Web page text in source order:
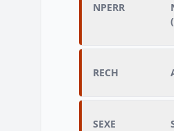
NPERR
RECH
SEXE